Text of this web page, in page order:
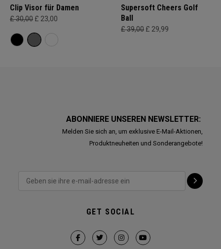
Clip Visor für Damen
£ 30,00 £ 23,00
Supersoft Cheers Golf
Ball
£ 39,00 £ 29,99
ABONNIERE UNSEREN NEWSLETTER:
Melden Sie sich an, um exklusive E-Mail-Aktionen,
Produktneuheiten und Sonderangebote!
GET SOCIAL